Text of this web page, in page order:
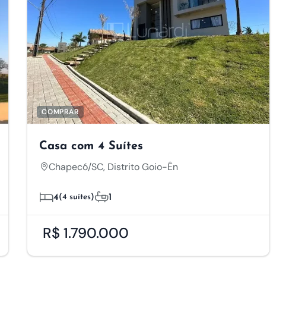
COMPRAR
Casa com 4 Suítes
Chapecó/SC, Distrito Goio-Ên
4(4 suítes) 1
R$ 1.790.000